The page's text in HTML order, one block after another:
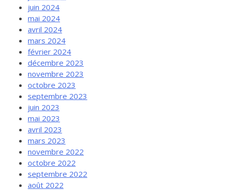
juin 2024
mai 2024
avril 2024
mars 2024
février 2024
décembre 2023
novembre 2023
octobre 2023
septembre 2023
juin 2023
mai 2023
avril 2023
mars 2023
novembre 2022
octobre 2022
septembre 2022
août 2022